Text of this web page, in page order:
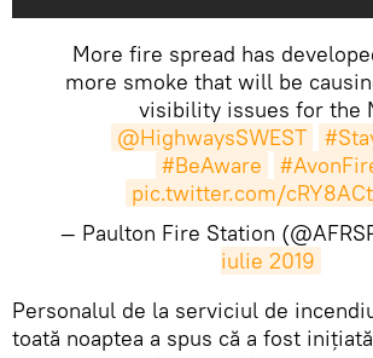
More fire spread has
more smoke that will be
visibility issues for the
@HighwaysSWEST
#BeAware
pic.twitter.com/
— Paulton Fire Station
iulie 2019
Personalul de la serviciul de
toată noaptea a spus că a fost